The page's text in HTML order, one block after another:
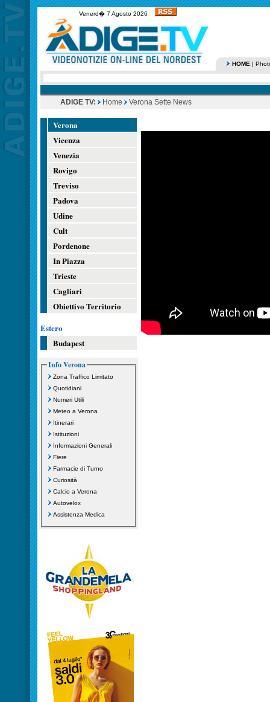
Venerd� 7 Agosto 2026
HOME |
ADIGE TV: Home Verona Sette News
Verona
Vicenza
Venezia
Rovigo
Treviso
Padova
Udine
Cult
Pordenone
In Piazza
Trieste
Cagliari
Obiettivo Territorio
Estero
Budapest
Info Verona
Zona Traffico Limitato
Quotidiani
Numeri Utili
Meteo a Verona
Itinerari
Istituzioni
Informazioni Generali
Fiere
Farmacie di Turno
Curiosità
Calcio a Verona
Autovelox
Assistenza Medica